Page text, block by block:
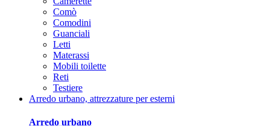
Comò
Comodini
Guanciali
Letti
Materassi
Mobili toilette
Reti
Testiere
Arredo urbano, attrezzature per esterni
Arredo urbano